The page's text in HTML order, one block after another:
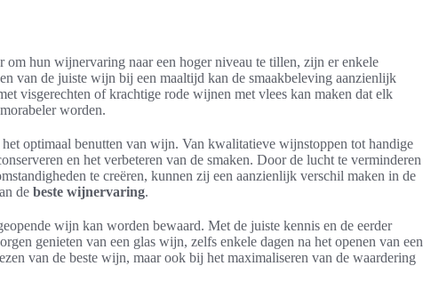
om hun wijnervaring naar een hoger niveau te tillen, zijn er enkele
van de juiste wijn bij een maaltijd kan de smaakbeleving aanzienlijk
visgerechten of krachtige rode wijnen met vlees kan maken dat elk
worden.
optimaal benutten van wijn. Van kwalitatieve wijnstoppen tot handige
en het verbeteren van de smaken. Door de lucht te verminderen
te creëren, kunnen zij een aanzienlijk verschil maken in de
de beste wijnervaring.
wijn kan worden bewaard. Met de juiste kennis en de eerder
genieten van een glas wijn, zelfs enkele dagen na het openen van een
van de beste wijn, maar ook bij het maximaliseren van de waardering